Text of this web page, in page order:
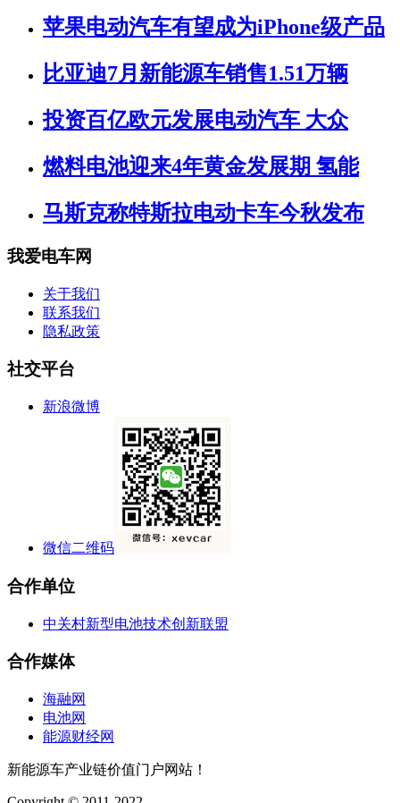
苹果电动汽车有望成为iPhone级产品
比亚迪7月新能源车销售1.51万辆
投资百亿欧元发展电动汽车 大众
燃料电池迎来4年黄金发展期 氢能
马斯克称特斯拉电动卡车今秋发布
我爱电车网
关于我们
联系我们
隐私政策
社交平台
新浪微博
微信二维码
合作单位
中关村新型电池技术创新联盟
合作媒体
海融网
电池网
能源财经网
新能源车产业链价值门户网站！